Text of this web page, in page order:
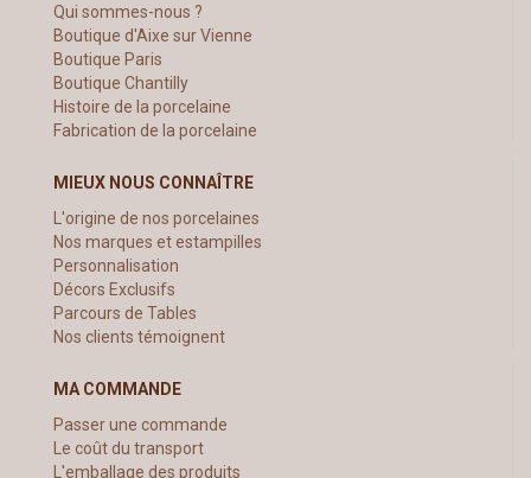
Qui sommes-nous ?
Boutique d'Aixe sur Vienne
Boutique Paris
Boutique Chantilly
Histoire de la porcelaine
Fabrication de la porcelaine
MIEUX NOUS CONNAÎTRE
L'origine de nos porcelaines
Nos marques et estampilles
Personnalisation
Décors Exclusifs
Parcours de Tables
Nos clients témoignent
MA COMMANDE
Passer une commande
Le coût du transport
L'emballage des produits